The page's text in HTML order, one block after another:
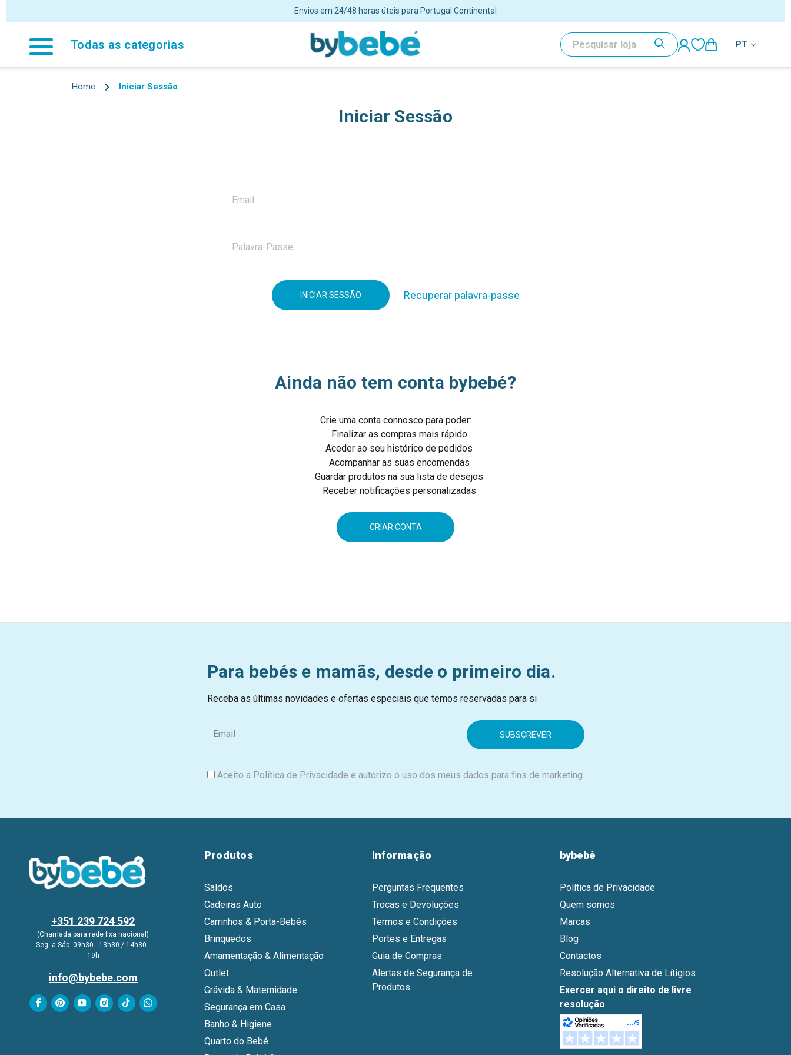
Portes grátis para encomendas superiores a 48€ para Portugal Continental
Todas as categorias PESQUISAR
PT
Home Iniciar Sessão
Iniciar Sessão
Recuperar palavra-passe
Ainda não tem conta bybebé?
Crie uma conta connosco para poder:
Finalizar as compras mais rápido
Aceder ao seu histórico de pedidos
Acompanhar as suas encomendas
Guardar produtos na sua lista de desejos
Receber notificações personalizadas
CRIAR CONTA
Para bebés e mamãs, desde o primeiro dia.
Receba as últimas novidades e ofertas especiais que temos reservadas para si
m
i
Aceito a Política de Privacidade e autorizo o uso dos meus dados para fins de marketing.
+351 239 724 592
(Chamada para rede fixa nacional)
Seg. a Sáb. 09h30 - 13h30 / 14h30 -
19h
info@bybebe.com
Produtos
Saldos
Cadeiras Auto
Carrinhos & Porta-Bebés
Brinquedos
Amamentação & Alimentação
Outlet
Grávida & Maternidade
Segurança em Casa
Banho & Higiene
Quarto do Bebé
Informação
Perguntas Frequentes
Trocas e Devoluções
Termos e Condições
Portes e Entregas
Guia de Compras
Alertas de Segurança de
Produtos
bybebé
Política de Privacidade
Quem somos
Marcas
Blog
Contactos
Resolução Alternativa de Lítigios
Exercer aqui o direito de livre
resolução